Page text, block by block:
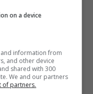
on a device
information from
and other device
shared with 300
We and our partners
of partners.